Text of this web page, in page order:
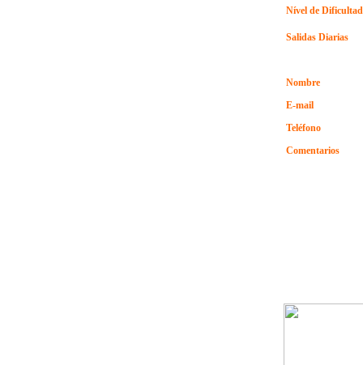
Nível de Dificultad
Salidas Diarias
Nombre
E-mail
Teléfono
Comentarios